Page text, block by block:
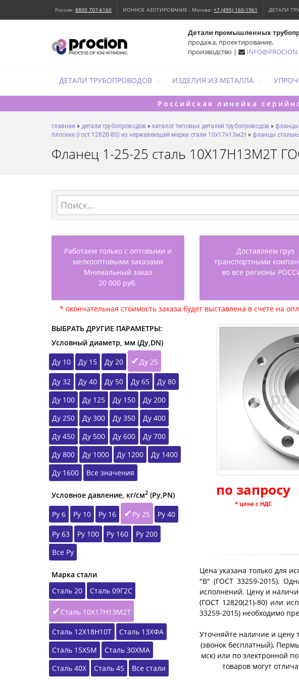
Россия: 8800 707-6160 ИОННОЕ АЗОТИРОВАНИЕ - Москва: +7 (495) 160-1961 ДЕТАЛИ
Детали промышленных
продажа, проектирование,
производство |
ДЕТАЛИ ТРУБОПРОВОДОВ ИЗДЕЛИЯ ИЗ МЕТАЛЛА
Российская линейка
главная » детали трубопроводов » каталог типовых деталей трубопроводов » фланцы
плоские (гост 12820-80) из нержавеющей марки стали 10х17н13м2т » фланцы
Фланец 1-25-25 сталь 10Х17Н13М2Т
Работаем только с оптовыми и
мелкооптовыми заказами
Мнимальный заказ
20 000 руб.
Доставляем груз
транспортными
во все регионы
* окончательная стоимость заказа будет выставлена в счете на
ВЫБРАТЬ ДРУГИЕ ПАРАМЕТРЫ:
Условный диаметр, мм (Ду,DN)
Ду 10
Ду 15 Ду 20 Ду 25
Ду 32 Ду 40 Ду 50 Ду 65
Ду 80
Ду 100
Ду 125 Ду 150
Ду 200
Ду 250
Ду 300 Ду 350
Ду 400
Ду 450
Ду 500 Ду 600
Ду 700
Ду 800
Ду 1000 Ду 1200
Ду 1400
Ду 1600
Все значения
Условное давление, кг/см2 (Ру,РN)
Ру 6
Ру 10 Ру 16 Ру 25 Ру 40
Ру 63 Ру 100 Ру 160
Ру 200
Все Ру
Марка стали
Сталь 20
Сталь 09Г2С
Сталь 10Х17Н13М2Т
Сталь 12Х18Н10Т
Сталь 13ХФА
Сталь 15Х5М
Сталь 30ХМА
Сталь 40Х
Сталь 45 Все стали
по запросу
* цена с НДС
Цена указана только для
"B" (ГОСТ 33259-2015).
исполнений. Цену и
(ГОСТ 12820(21)-80) или
33259-2015) необходимо
Уточняйте наличие и цену
(звонок бесплатный),
мск) или по электронной
товаров могут